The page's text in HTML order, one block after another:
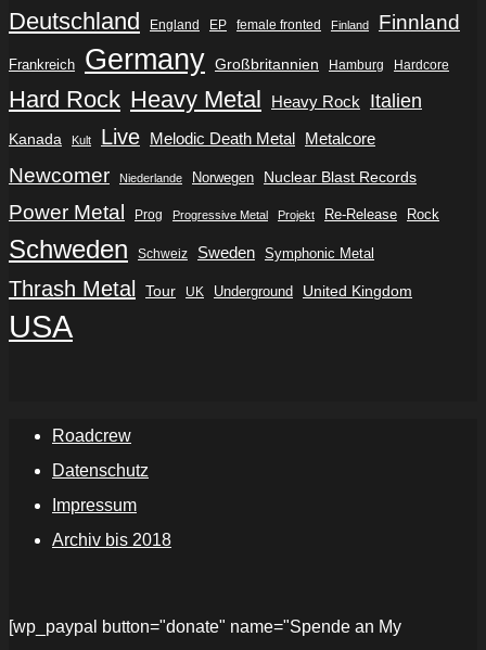
Deutschland England EP female fronted Finland Finnland
Frankreich Germany Großbritannien Hamburg Hardcore
Hard Rock Heavy Metal Heavy Rock Italien
Kanada Kult Live Melodic Death Metal Metalcore
Newcomer Niederlande Norwegen Nuclear Blast Records
Power Metal Prog Progressive Metal Projekt Re-Release Rock
Schweden Schweiz Sweden Symphonic Metal
Thrash Metal Tour UK Underground United Kingdom
USA
Roadcrew
Datenschutz
Impressum
Archiv bis 2018
[wp_paypal button="donate" name="Spende an My